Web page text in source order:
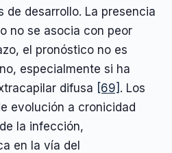
de desarrollo. La presencia
no se asocia con peor
el pronóstico no es
especialmente si ha
difusa [69] . Los
evolución a cronicidad
la infección,
en la vía del